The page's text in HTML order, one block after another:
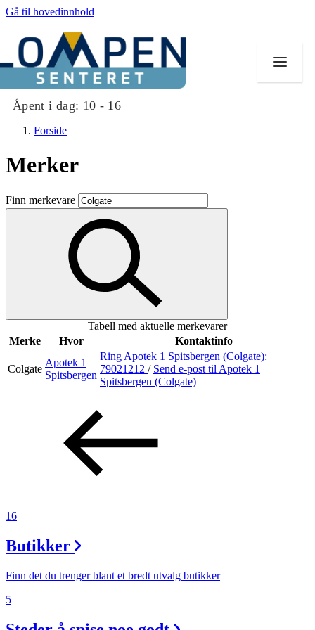
Gå til hovedinnhold
Åpent i dag: 10 - 16
Butikker
Mat og drikke
Aktiviteter
Inspirasjon
Åpningstider
Welcome to lompensenteret
Forside
Merker
Finn merkevare
Tabell med aktuelle merkevarer
Merke
Hvor Kontaktinfo
Colgate
Apotek 1
Spitsbergen
Ring Apotek 1 Spitsbergen (Colgate):
79021212 / Send e-post til Apotek 1
Spitsbergen (Colgate)
16
Butikker
Finn det du trenger blant et bredt utvalg butikker
5